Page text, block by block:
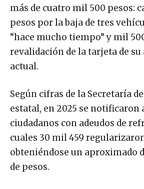
más de cuatro mil 500 pesos:
pesos por la baja de tres
“hace mucho tiempo” y mil
revalidación de la tarjeta de
actual.
Según cifras de la Secretaría
estatal, en 2025 se notificaron
ciudadanos con adeudos de
cuales 30 mil 459
obteniéndose un aproximado
de pesos.